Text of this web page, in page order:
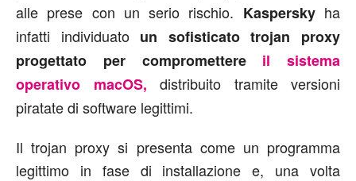
alle prese con un serio rischio. Kasperskyha
infatti individuato un sofisticato trojan proxy
progettato per compromettere il sistema
operativo macOS, distribuito tramite versioni
piratate di software legittimi.
Il trojan proxy si presenta come un programma
legittimo in fase di installazione e, una volta